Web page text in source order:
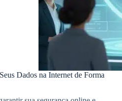
Dados na Internet de Forma